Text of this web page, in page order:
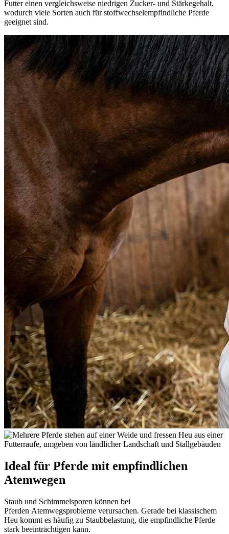
Futter einen vergleichsweise niedrigen Zucker- und Stärkegehalt,
wodurch viele Sorten auch für stoffwechselempfindliche Pferde
geeignet sind.
Ideal für Pferde mit empfindlichen
Atemwegen
Staub und Schimmelsporen können bei
Pferden Atemwegsprobleme verursachen. Gerade bei klassischem
Heu kommt es häufig zu Staubbelastung, die empfindliche Pferde
stark beeinträchtigen kann.